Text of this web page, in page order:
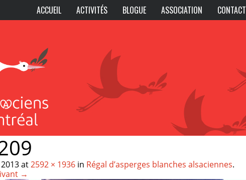
ACCUEIL ACTIVITÉS BLOGUE ASSOCIATION CONTACT
at2592 × 1936 in Régal d’asperges blanches alsaciennes.
→